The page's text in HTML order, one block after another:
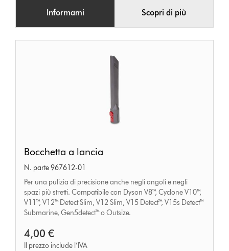
Informami Scopri di più
a
lancia
Bocchetta a lancia
N. parte 967612-01
Per una pulizia di precisione anche negli angoli e negli
spazi più stretti. Compatibile con Dyson V8™, Cyclone V10™,
V11™, V12™ Detect Slim, V12 Slim, V15 Detect™, V15s Detect™
Submarine, Gen5detect™ o Outsize.
4,00 €
Il prezzo include l’IVA